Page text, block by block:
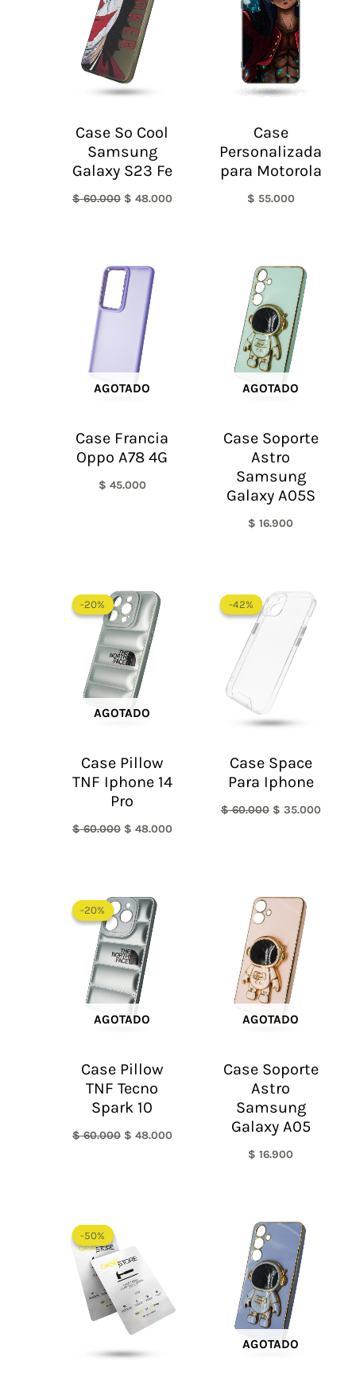
Case So Cool
Samsung
Galaxy S23 Fe
$60.000
$ 60.000.
$ 48.000
Case
Personalizada
para Motorola
$ 55.000
AGOTADO
Case Francia
Oppo A78 4G
$ 45.000
AGOTADO
Case Soporte
Astro
Samsung
Galaxy A05S
$ 16.900
-20%
AGOTADO
-20%
Case Pillow
TNF Iphone 14
Pro
$60.000
precio
original
era:
$ 60.000.
$ 48.000
-42%
-42%
Case Space
Para Iphone
$60.000
precio
original
$ 60.000.
$ 35.000
-20%
AGOTADO
-20%
Case Pillow
TNF Tecno
Spark 10
$60.000
precio
original
era:
$ 60.000.
$ 48.000
AGOTADO
Case Soporte
Astro
Samsung
Galaxy A05
$ 16.900
-50%
-50%
era:
$ 60.000.
AGOTADO